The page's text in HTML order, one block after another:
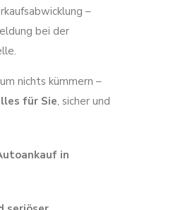
–
bei der
nichts kümmern –
für Sie, sicher und
in